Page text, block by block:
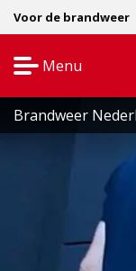
Voor de brandweer
Menu
navigatie
Brandweer